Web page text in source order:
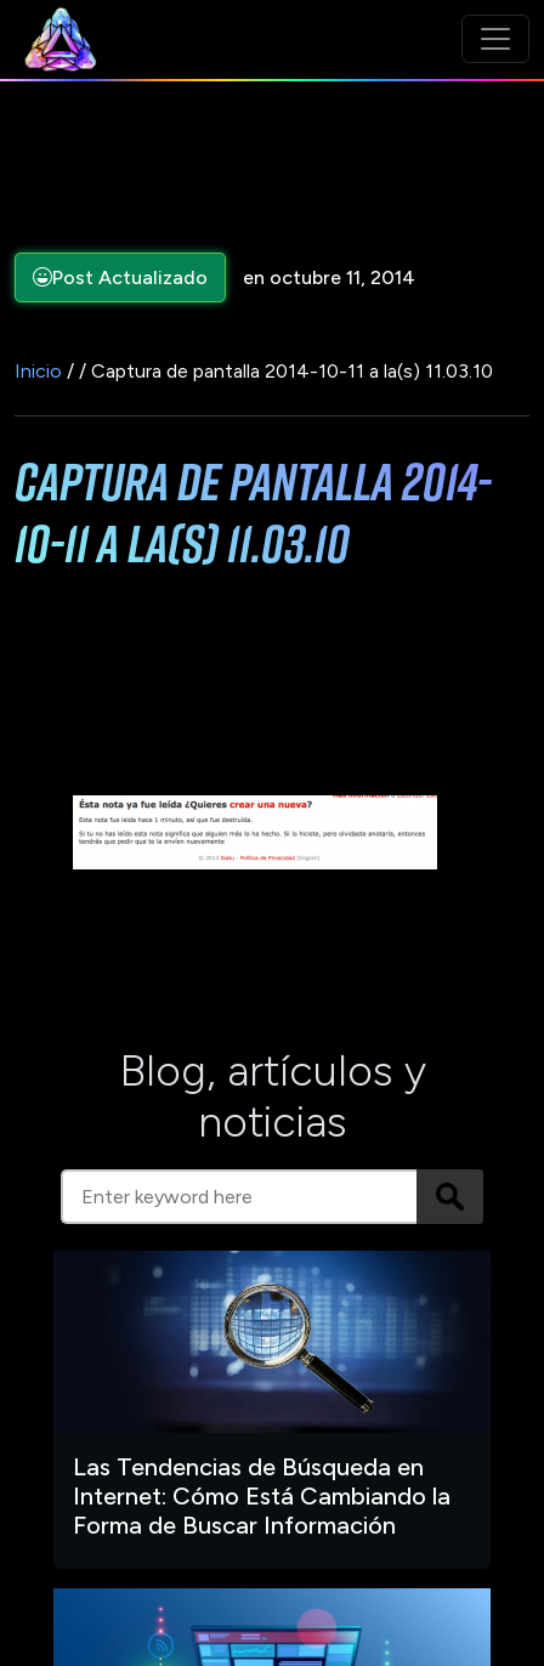
Post Actualizado en octubre 11, 2014
Inicio / / Captura de pantalla 2014-10-11 a la(s) 11.03.10
Captura de pantalla 2014-
10-11 a la(s) 11.03.10
Blog, artículos y
noticias
Las Tendencias de Búsqueda en
Internet: Cómo Está Cambiando la
Forma de Buscar Información